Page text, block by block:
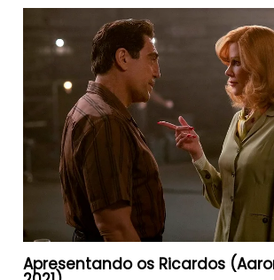
Apresentando os Ricardos